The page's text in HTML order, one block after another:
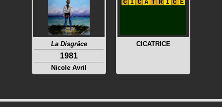
La Disgrâce
1981
Nicole Avril
CICATRICE